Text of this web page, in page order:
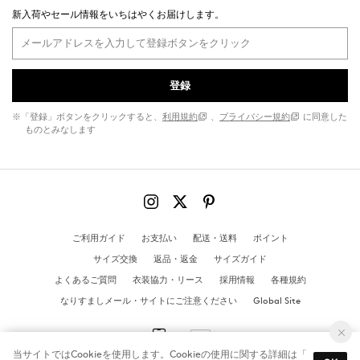
新入荷やセール情報をいちはやくお届けします。
登録
※「登録」ボタンをクリックすると、 利用規約 、 プライバシー規約
に同意した
ものとみなします
ご利用ガイド お支払い 配送・送料
ポイント
サイズ交換
返品・返金
サイズガイド
よくあるご質問
衣装協力・リース 採用情報
各種規約
なりすましメール・サイトにご注意ください
Global Site
当サイトではCookieを使用します。Cookieの使用に関する詳細は「